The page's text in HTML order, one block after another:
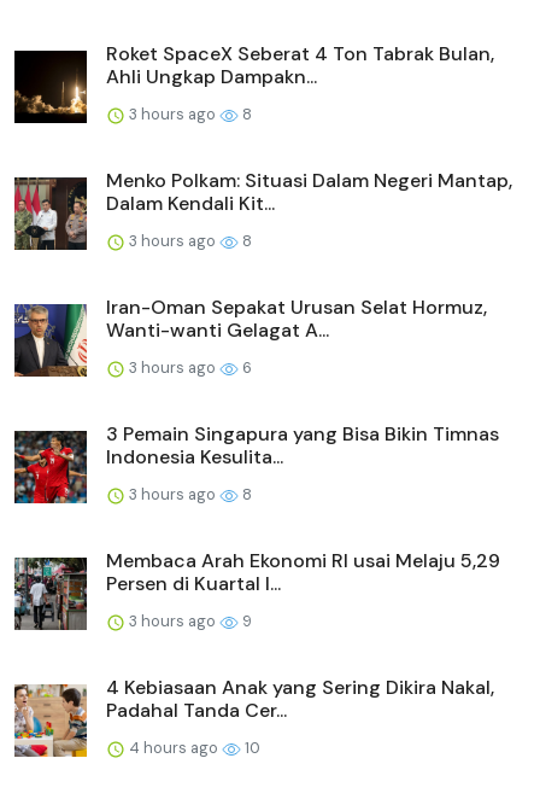
Roket SpaceX Seberat 4 Ton Tabrak Bulan,
Ahli Ungkap Dampakn...
3 hours ago 8
Menko Polkam: Situasi Dalam Negeri Mantap,
Dalam Kendali Kit...
3 hours ago 8
Iran-Oman Sepakat Urusan Selat Hormuz,
Wanti-wanti Gelagat A...
3 hours ago 6
3 Pemain Singapura yang Bisa Bikin Timnas
Indonesia Kesulita...
3 hours ago 8
Membaca Arah Ekonomi RI usai Melaju 5,29
Persen di Kuartal I...
3 hours ago 9
4 Kebiasaan Anak yang Sering Dikira Nakal,
Padahal Tanda Cer...
4 hours ago 10